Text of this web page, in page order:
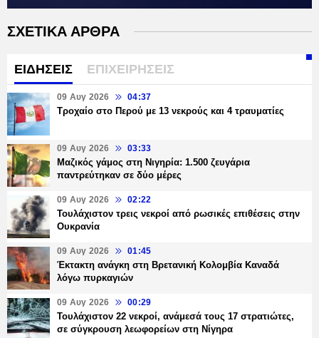
ΣΧΕΤΙΚΑ ΑΡΘΡΑ
ΕΙΔΗΣΕΙΣ ΕΠΙΧΕΙΡΗΣΕΙΣ
09 Αυγ 2026 04:37
Τροχαίο στο Περού με 13 νεκρούς και 4 τραυματίες
09 Αυγ 2026 03:33
Μαζικός γάμος στη Νιγηρία: 1.500 ζευγάρια
παντρεύτηκαν σε δύο μέρες
09 Αυγ 2026 02:22
Τουλάχιστον τρεις νεκροί από ρωσικές επιθέσεις στην
Ουκρανία
09 Αυγ 2026 01:45
Έκτακτη ανάγκη στη Βρετανική Κολομβία Καναδά
λόγω πυρκαγιών
09 Αυγ 2026 00:29
Τουλάχιστον 22 νεκροί, ανάμεσά τους 17 στρατιώτες,
σε σύγκρουση λεωφορείων στη Νίγηρα